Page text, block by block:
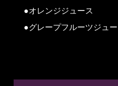
●オレンジジュース
●グレープフルーツジュ
SIDEBAR